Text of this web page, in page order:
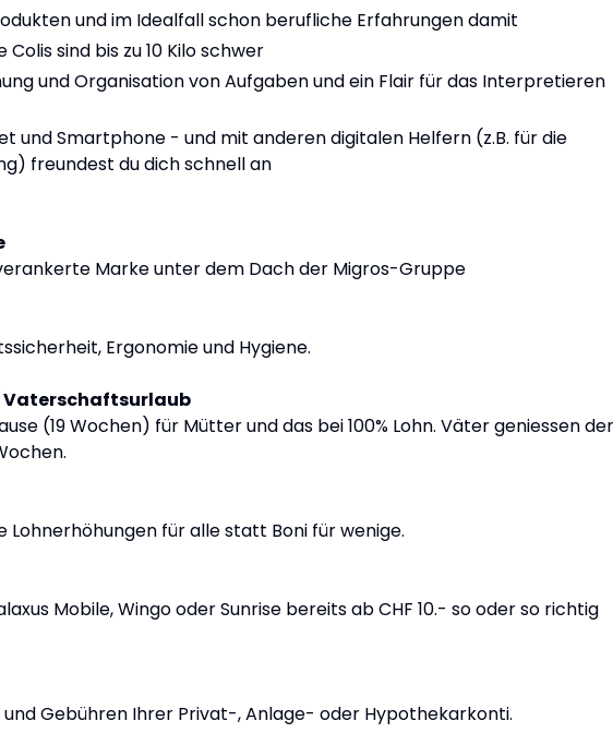
und im Idealfall schon berufliche Erfahrungen damit
sind bis zu 10 Kilo schwer
und Organisation von Aufgaben und ein Flair für das Interpretieren
und Smartphone - und mit anderen digitalen Helfern (z.B. für die
freundest du dich schnell an
Marke unter dem Dach der Migros-Gruppe
Ergonomie und Hygiene.
(19 Wochen) für Mütter und das bei 100% Lohn. Väter geniessen
Lohnerhöhungen für alle statt Boni für wenige.
Mobile, Wingo oder Sunrise bereits ab CHF 10.- so oder so richtig
und Gebühren Ihrer Privat-, Anlage- oder Hypothekarkonti.